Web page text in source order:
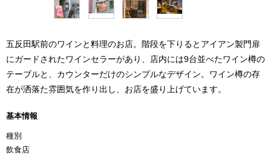
五反田駅前のワインと料理のお店。階段を下りるとアイアン製門扉
にガードされたワインセラーがあり、店内には9台並べたワイン樽の
テーブルと、カウンターだけのシンプルなデザイン。ワイン樽の存
在が洒落た雰囲気を作り出し、お店を盛り上げています。
基本情報
種別
飲食店